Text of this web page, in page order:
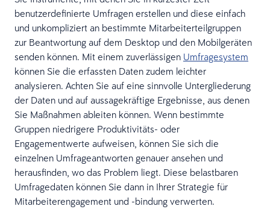
benutzerdefinierte Umfragen erstellen und diese einfach
und unkompliziert an bestimmte Mitarbeiterteilgruppen
zur Beantwortung auf dem Desktop und den Mobilgeräten
senden können. Mit einem zuverlässigen Umfragesystem
können Sie die erfassten Daten zudem leichter
analysieren. Achten Sie auf eine sinnvolle Untergliederung
der Daten und auf aussagekräftige Ergebnisse, aus denen
Sie Maßnahmen ableiten können. Wenn bestimmte
Gruppen niedrigere Produktivitäts- oder
Engagementwerte aufweisen, können Sie sich die
einzelnen Umfrageantworten genauer ansehen und
herausfinden, wo das Problem liegt. Diese belastbaren
Umfragedaten können Sie dann in Ihrer Strategie für
Mitarbeiterengagement und -bindung verwerten.